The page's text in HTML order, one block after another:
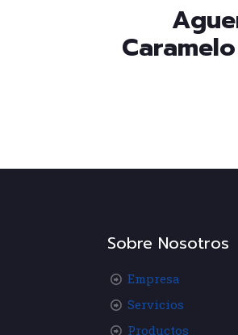
Sobre Nosotros
Empresa
Servicios
Productos